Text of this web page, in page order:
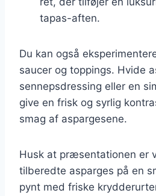
tapas-aften.
Du kan også
saucer og toppings. Hvide
sennepsdressing eller en
give en frisk og syrlig
smag af aspargesene.
Husk at præsentationen er
tilberedte asparges på en
pynt med friske